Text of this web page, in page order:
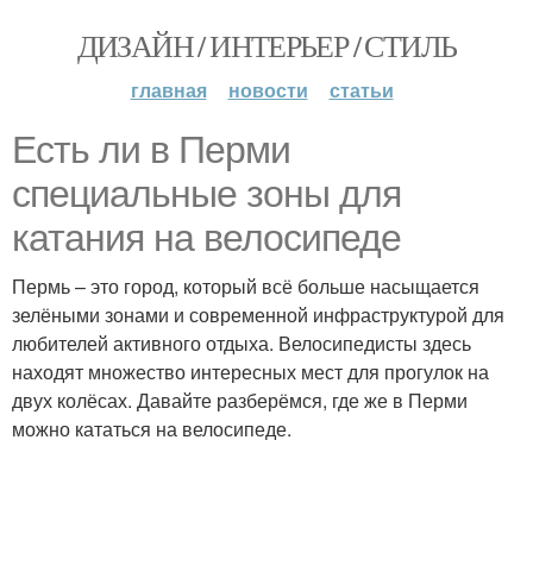
ДИЗАЙН / ИНТЕРЬЕР / СТИЛЬ
главная новости статьи
Есть ли в Перми
специальные зоны для
катания на велосипеде
Пермь – это город, который всё больше насыщается
зелёными зонами и современной инфраструктурой для
любителей активного отдыха. Велосипедисты здесь
находят множество интересных мест для прогулок на
двух колёсах. Давайте разберёмся, где же в Перми
можно кататься на велосипеде.